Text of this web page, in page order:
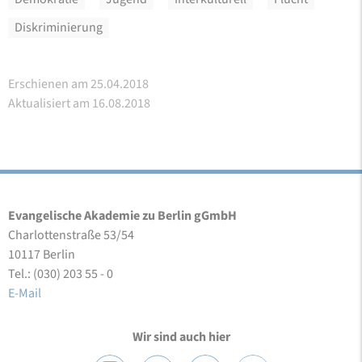
Diskriminierung
Erschienen am 25.04.2018
Aktualisiert am 16.08.2018
Evangelische Akademie zu Berlin gGmbH
Charlottenstraße 53/54
10117 Berlin
Tel.: (030) 203 55 - 0
E-Mail
Wir sind auch hier